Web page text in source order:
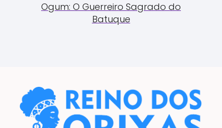
Ogum: O Guerreiro Sagrado do
Batuque